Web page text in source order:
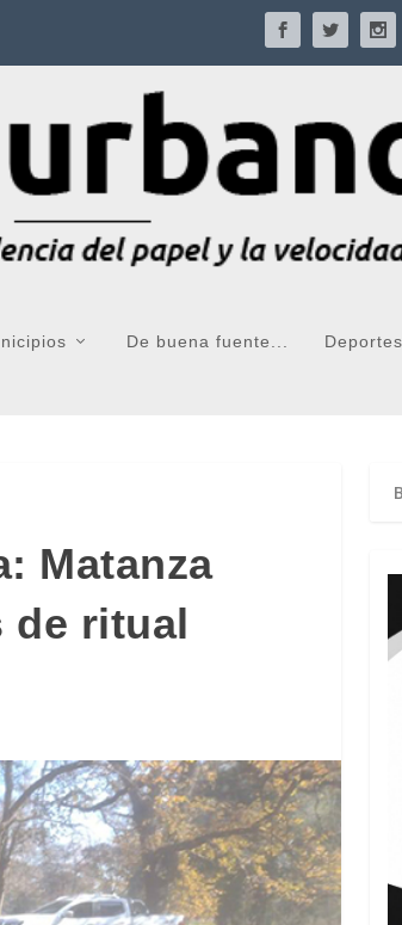
De buena fuente... Deportes
Matanza
de ritual